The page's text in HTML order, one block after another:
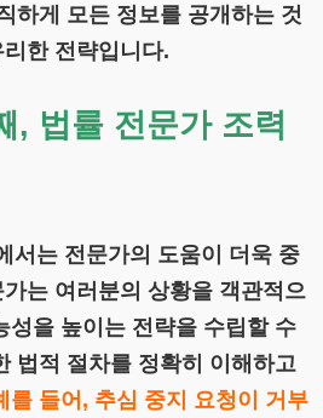
하게 모든 정보를 공개하는 것
한 전략입니다.
, 법률 전문가 조력
서는 전문가의 도움이 더욱 중
는 여러분의 상황을 객관적으
성을 높이는 전략을 수립할 수
법적 절차를 정확히 이해하고
를 들어, 추심 중지 요청이 거부